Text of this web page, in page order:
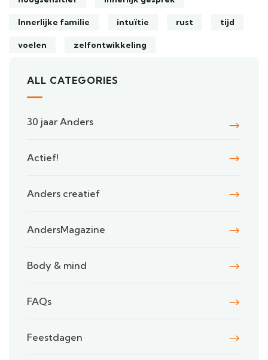
Innerlijke familie intuïtie rust tijd
voelen zelfontwikkeling
ALL CATEGORIES
30 jaar Anders
Actief!
Anders creatief
AndersMagazine
Body & mind
FAQs
Feestdagen